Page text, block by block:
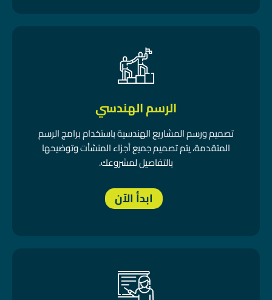
الرسم الهندسي
تصميم ورسم المشاريع الهندسية باستخدام برامج الرسم
المتقدمة، يتم تصميم جميع أجزاء المنشأت وتوضيحها
بالتفاصيل لمشروعك.
ابدأ الآن